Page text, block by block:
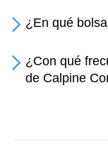
¿En qué
¿Con qué
de Calpine